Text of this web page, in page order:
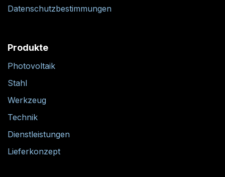
Datenschutzbestimmungen
Produkte
Photovoltaik
Stahl
Werkzeug
Technik
Dienstleistungen
Lieferkonzept